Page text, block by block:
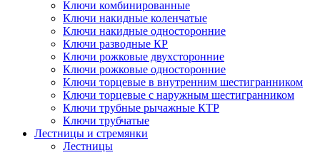
Ключи комбинированные
Ключи накидные коленчатые
Ключи накидные односторонние
Ключи разводные КР
Ключи рожковые двухсторонние
Ключи рожковые односторонние
Ключи торцевые в внутренним шестигранником
Ключи торцевые с наружным шестигранником
Ключи трубные рычажные КТР
Ключи трубчатые
Лестницы и стремянки
Лестницы